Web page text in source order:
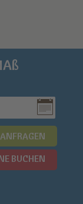
ANFRAGEN
BUCHEN